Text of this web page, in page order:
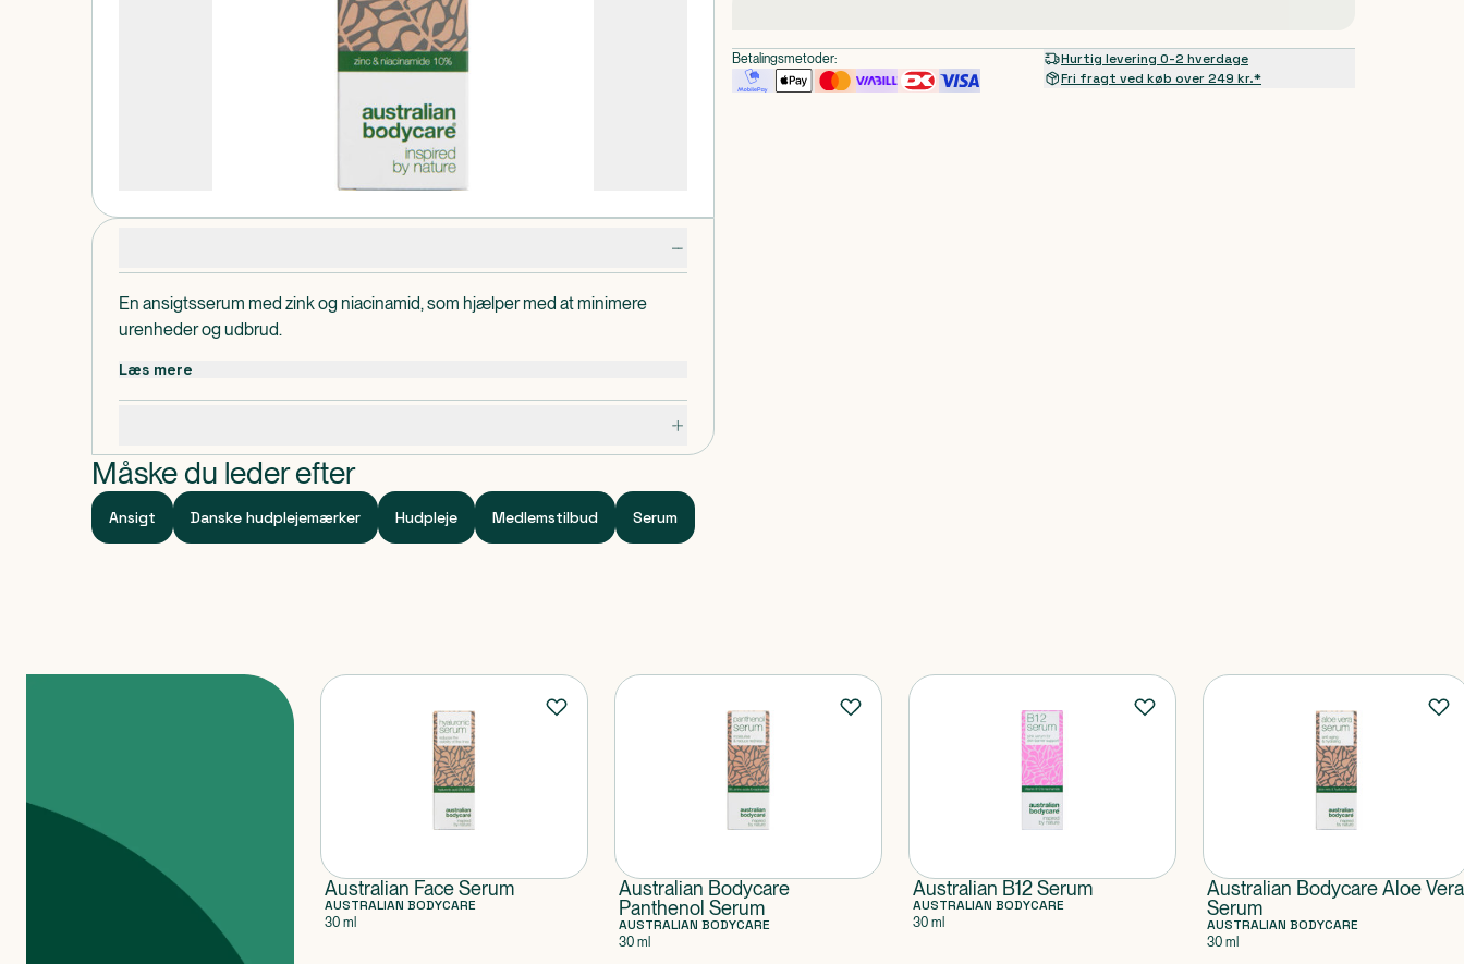
En ansigtsserum med zink og niacinamid, som hjælper med at minimere
urenheder og udbrud.
Læs mere
Måske du leder efter
Ansigt Danske hudplejemærker Hudpleje Medlemstilbud Serum
Betalingsmetoder:
Hurtig levering 0-2 hverdage
Fri fragt ved køb over 249 kr.*
Australian Face Serum
AUSTRALIAN BODYCARE
30 ml
Australian Bodycare
Panthenol Serum
AUSTRALIAN BODYCARE
30 ml
Australian B12 Serum
AUSTRALIAN BODYCARE
30 ml
Australian Bodycare Aloe Vera
Serum
AUSTRALIAN BODYCARE
30 ml